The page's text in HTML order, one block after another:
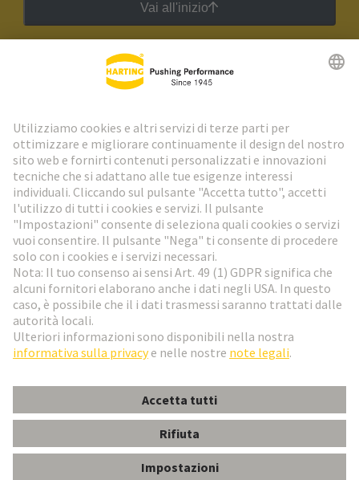
Vai all'inizio
Newsletter HARTING
Vai al registrazione
Social Media
Italia Italiano
© HARTING Technology Group
ImprintInformativa sulla privacy
Condizioni di vendita